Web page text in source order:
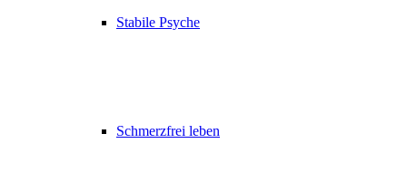
Stabile Psyche
Schmerzfrei leben